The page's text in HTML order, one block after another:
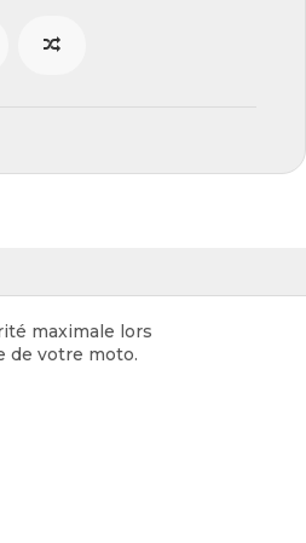
maximale lors
de votre moto.